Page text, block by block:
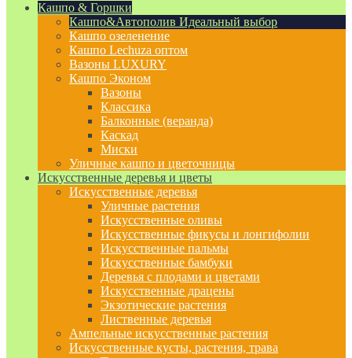
Кашпо & Горшки
Кашпо&Автополив Идеальный выбор
Кашпо озеленение
Кашпо Lechuza оптом
Вазоны LUXURY
Кашпо Эконом
Вазоны
Классика
Балконные (веранда)
Каскад
Миски
Уличные кашпо и цветочницы
Искусственные деревья и цветы
Искусственные деревья
Уличные растения
Искусственные оливы
Искусственные фикусы и лонгифолии
Искусственные пальмы
Искусственные бамбуки
Деревья с плодами и цветами
Искусственные драцены
Экзотические растения
Лиственные деревья
Ампельные искусственные растения
Искусственные кусты, растения, трава